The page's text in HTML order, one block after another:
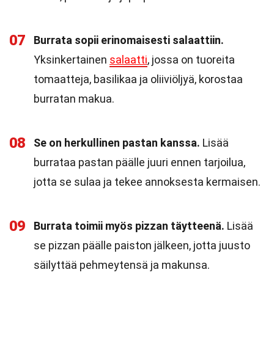
07
Burrata sopii erinomaisesti salaattiin.
Yksinkertainen salaatti, jossa on tuoreita
tomaatteja, basilikaa ja oliiviöljyä, korostaa
burratan makua.
08 Se on herkullinen pastan kanssa. Lisää
burrataa pastan päälle juuri ennen tarjoilua,
jotta se sulaa ja tekee annoksesta kermaisen.
09 Burrata toimii myös pizzan täytteenä. Lisää
se pizzan päälle paiston jälkeen, jotta juusto
säilyttää pehmeytensä ja makunsa.